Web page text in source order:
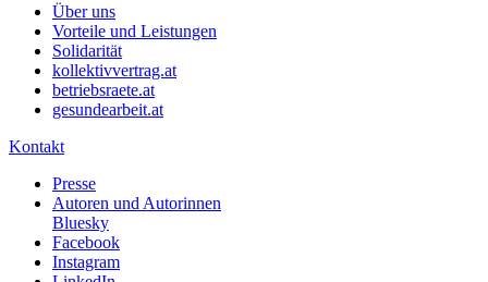
Über uns
Vorteile und Leistungen
Solidarität
kollektivvertrag.at
betriebsraete.at
gesundearbeit.at
Kontakt
Presse
Autoren und Autorinnen
Bluesky
Facebook
Instagram